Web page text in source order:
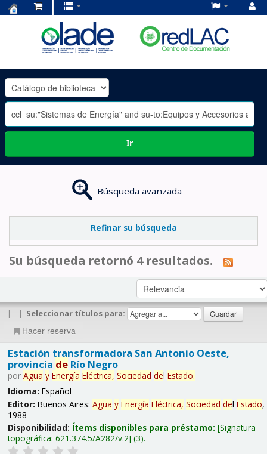
OLADE
-
Ir
Búsqueda avanzada
Refinar su búsqueda
Su búsqueda retornó 4 resultados.
| | Seleccionar títulos para:
Hacer reserva
Estación transformadora San Antonio Oeste,
provincia deRío Negro
por Agua y Energía Eléctrica, Sociedad del Estado.
Idioma: Español
Editor: Buenos Aires: Agua y Energía Eléctrica, Sociedad del Estado,
1988
Disponibilidad: Ítems disponibles para préstamo: Signatura
topográfica: 621.374.5/A282/v.2 (3).